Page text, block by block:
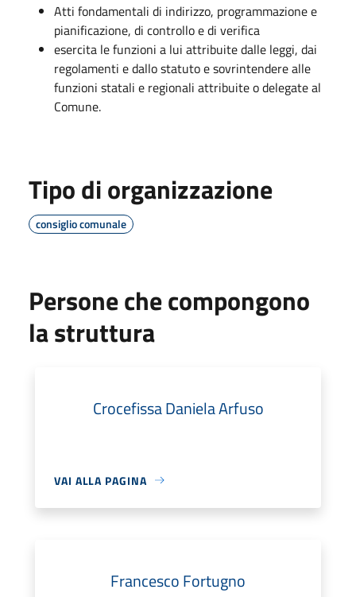
Atti fondamentali di indirizzo, programmazione e
pianificazione, di controllo e di verifica
esercita le funzioni a lui attribuite dalle leggi, dai
regolamenti e dallo statuto e sovrintendere alle
funzioni statali e regionali attribuite o delegate al
Comune.
Tipo di organizzazione
consiglio comunale
Persone che compongono
la struttura
Crocefissa Daniela Arfuso
VAI ALLA PAGINA
Francesco Fortugno